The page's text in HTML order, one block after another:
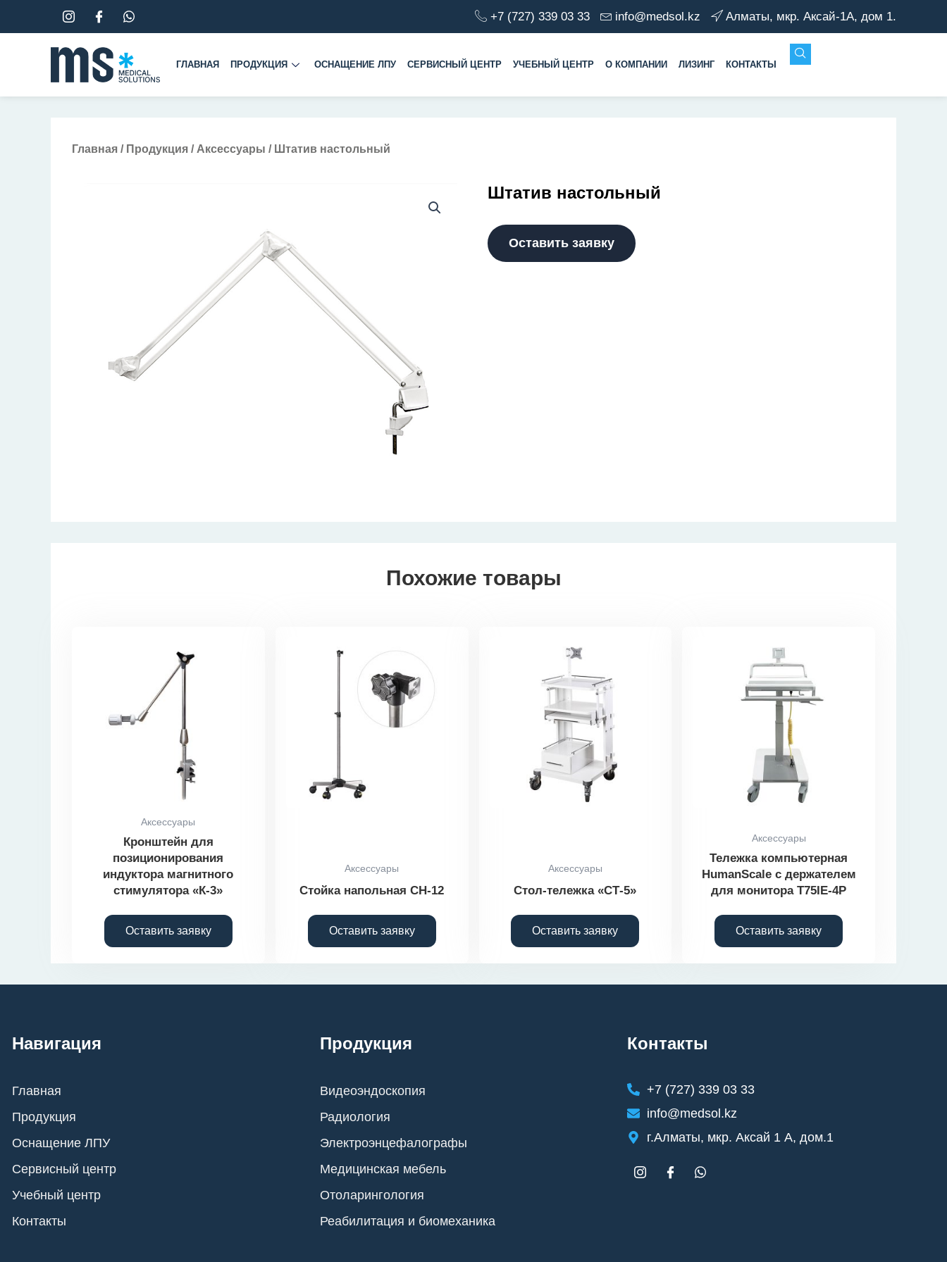
к
содержимому
+7 (727) 339 03 33 info@medsol.kz Алматы, мкр. Аксай-1А, дом 1.
ГЛАВНАЯ ПРОДУКЦИЯ ОСНАЩЕНИЕ ЛПУ СЕРВИСНЫЙ ЦЕНТР УЧЕБНЫЙ ЦЕНТР О КОМПАНИИ ЛИЗИНГ КОНТАКТЫ
Главная / Продукция / Аксессуары / Штатив настольный
Штатив настольный
Оставить заявку
Похожие товары
Аксессуары
Кронштейн для
позиционирования
индуктора магнитного
стимулятора «К-3»
Оставить заявку
Аксессуары
Стойка напольная СН-12
Оставить заявку
Аксессуары
Стол-тележка «СТ-5»
Оставить заявку
Аксессуары
Тележка компьютерная
HumanScale с держателем
для монитора T75IE-4P
Оставить заявку
Навигация
Главная
Продукция
Оснащение ЛПУ
Сервисный центр
Учебный центр
Контакты
Продукция
Видеоэндоскопия
Радиология
Электроэнцефалографы
Медицинская мебель
Отоларингология
Реабилитация и биомеханика
Контакты
+7 (727) 339 03 33
info@medsol.kz
г.Алматы, мкр. Аксай 1 А, дом.1